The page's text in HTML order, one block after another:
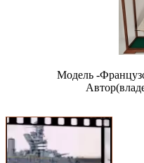
Модель -